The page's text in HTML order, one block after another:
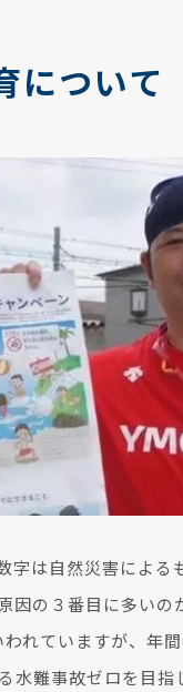
について
は自然災害によ
の３番目に多いの
れていますが、年
水難事故ゼロを目